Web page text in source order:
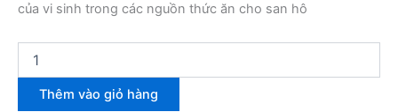
của vi sinh trong các nguồn thức ăn cho san hô
Thêm vào giỏ hàng